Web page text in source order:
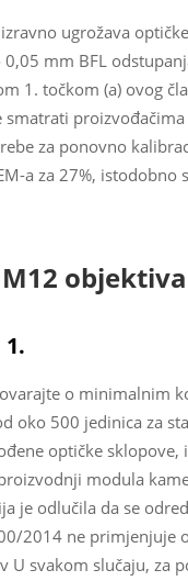
ugrožava
mm BFL
1. točkom (a) ovog
za ponovno
a za 27%, istodobno
objektiva
o minimalnim
oko 500 jedinica za
optičke
modula
je odlučila da se
2014 ne primjenjuje
U svakom slučaju, za